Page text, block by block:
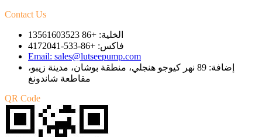
Contact Us
الخلية: +86 13561603523
فاكس: +86-533-4172041
Email: sales@lutseepump.com
إضافة: 89 نهر كيوجو هنجلي، منطقة بوشان، مدينة زيبو،
مقاطعة شاندونغ
QR Code